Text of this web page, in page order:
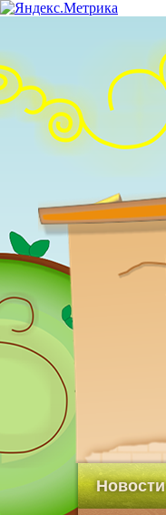
Новости